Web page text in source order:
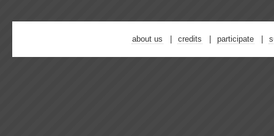
about us credits participate